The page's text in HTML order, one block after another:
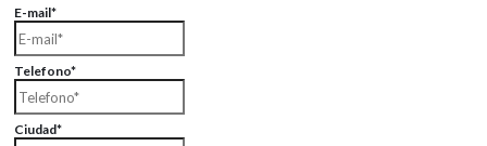
E-mail*
Telefono*
Ciudad*